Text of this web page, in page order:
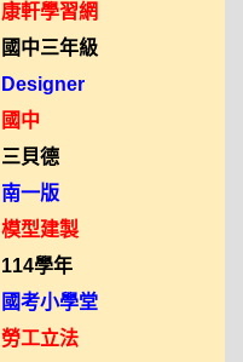
康軒學習網
國中三年級
Designer
國中
三貝德
南一版
模型建製
114學年
國考小學堂
勞工立法